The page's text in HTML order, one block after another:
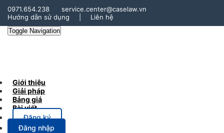
0971.654.238
service.center@caselaw.vn
Hướng dẫn sử dụng
Liên hệ
Toggle Navigation
Giới thiệu
Giải pháp
Bảng giá
Bài viết
Đăng ký
Đăng nhập